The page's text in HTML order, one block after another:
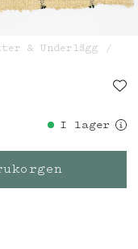
& Underlägg
I lager